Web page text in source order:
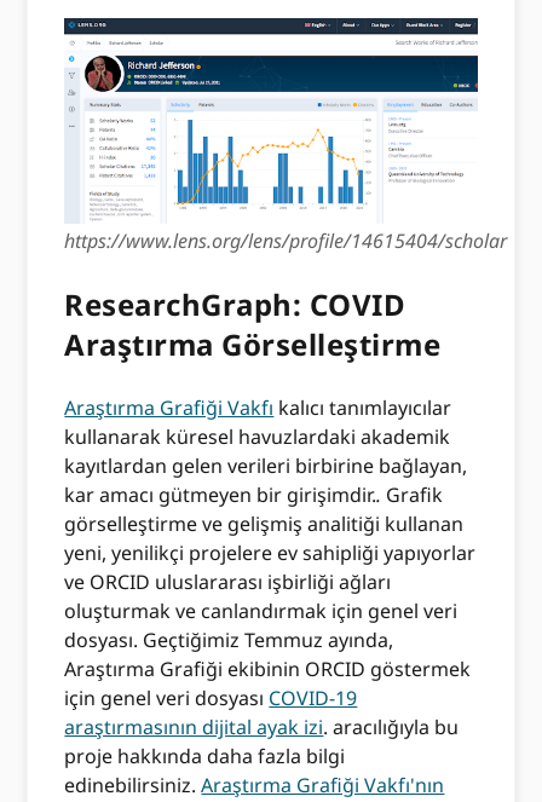
https://www.lens.org/lens/profile/14615404/scholar
ResearchGraph: COVID
Araştırma Görselleştirme
Araştırma Grafiği Vakfı kalıcı tanımlayıcılar
kullanarak küresel havuzlardaki akademik
kayıtlardan gelen verileri birbirine bağlayan,
kar amacı gütmeyen bir girişimdir.. Grafik
görselleştirme ve gelişmiş analitiği kullanan
yeni, yenilikçi projelere ev sahipliği yapıyorlar
ve ORCID uluslararası işbirliği ağları
oluşturmak ve canlandırmak için genel veri
dosyası. Geçtiğimiz Temmuz ayında,
Araştırma Grafiği ekibinin ORCID göstermek
için genel veri dosyası COVID-19
araştırmasının dijital ayak izi. aracılığıyla bu
proje hakkında daha fazla bilgi
edinebilirsiniz.Araştırma Grafiği Vakfı'nın